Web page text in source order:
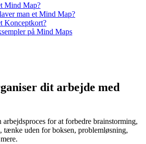
Mind Map?
man et Mind Map?
Konceptkort?
på Mind Maps
dit arbejde med
for at forbedre brainstorming,
tænke uden for boksen, problemløsning,